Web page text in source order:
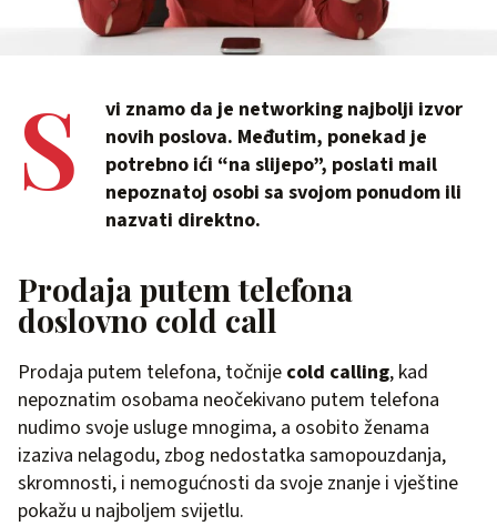
S
vi znamo da je networking najbolji izvor
novih poslova. Međutim, ponekad je
potrebno ići “na slijepo”, poslati mail
nepoznatoj osobi sa svojom ponudom ili
nazvati direktno.
Prodaja putem telefona
doslovno cold call
Prodaja putem telefona, točnije cold calling, kad
nepoznatim osobama neočekivano putem telefona
nudimo svoje usluge mnogima, a osobito ženama
izaziva nelagodu, zbog nedostatka samopouzdanja,
skromnosti, i nemogućnosti da svoje znanje i vještine
pokažu u najboljem svijetlu.